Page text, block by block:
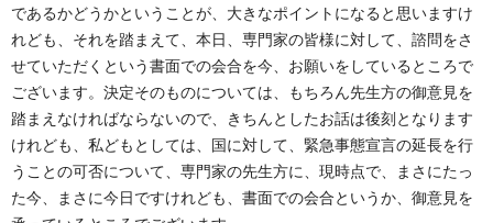
であるかどうかということが、大きなポイントになると思いますけ
れども、それを踏まえて、本日、専門家の皆様に対して、諮問をさ
せていただくという書面での会合を今、お願いをしているところで
ございます。決定そのものについては、もちろん先生方の御意見を
踏まえなければならないので、きちんとしたお話は後刻となります
けれども、私どもとしては、国に対して、緊急事態宣言の延長を行
うことの可否について、専門家の先生方に、現時点で、まさにたっ
た今、まさに今日ですけれども、書面での会合というか、御意見を